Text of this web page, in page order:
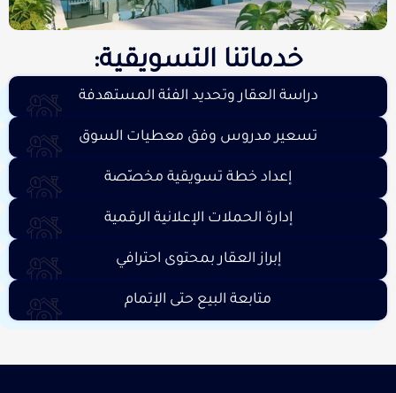
خدماتنا التسويقية:
دراسة العقار وتحديد الفئة المستهدفة
تسعير مدروس وفق معطيات السوق
إعداد خطة تسويقية مخصّصة
إدارة الحملات الإعلانية الرقمية
إبراز العقار بمحتوى احترافي
متابعة البيع حتى الإتمام